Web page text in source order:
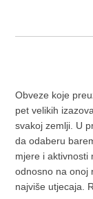
Obveze koje
pet velikih
svakoj zemlji. U
da odaberu
mjere i aktivnosti
odnosno na onoj
najviše utjecaja.